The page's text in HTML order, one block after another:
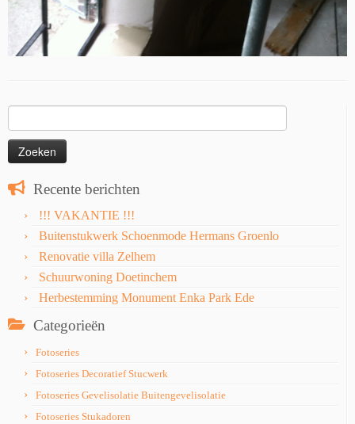
naar:
Recente berichten
!!! VAKANTIE !!!
Buitenstukwerk Schoenmode Hermans Groenlo
Renovatie villa Zelhem
Schuurwoning Doetinchem
Herbestemming Monument Enka Park Ede
Categorieën
Fotoseries
Fotoseries Decoratief Stucwerk
Fotoseries Gevelisolatie Buitengevelisolatie
Fotoseries Stukadoren